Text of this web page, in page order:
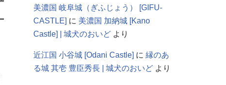
美濃国 岐阜城（ぎふじょう） [GIFU-
CASTLE] に 美濃国 加納城 [Kano
Castle] | 城犬のおいど より
近江国 小谷城 [Odani Castle] に 縁のあ
る城 其壱 豊臣秀長 | 城犬のおいど より